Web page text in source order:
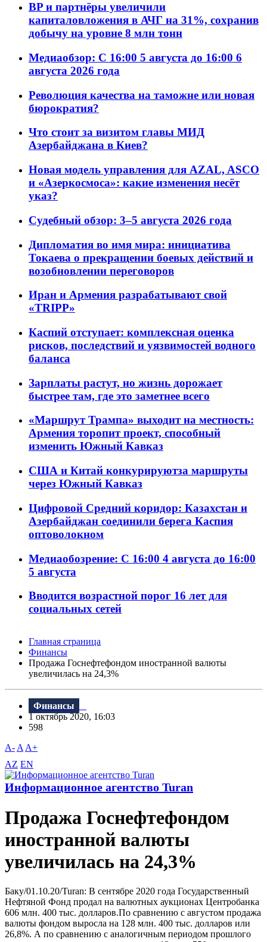
BP и партнёры увеличили
капиталовложения в АЧГ на 31%, сохранив
добычу на уровне 8 млн тонн
Медиаобзор: С 16:00 5 августа до 16:00 6
августа 2026 года
Революция качества на таможне или новая
бюрократия?
Что стоит за визитом главы МИД
Азербайджана в Киев?
Новая модель управления для AZAL, ASCO
и «Азеркосмоса»: какие изменения несёт
указ?
Судебный обзор: 3–5 августа 2026 года
Дипломатия во имя мира: инициатива
Токаева о прекращении боевых действий и
возобновлении переговоров
Иран и Армения разрабатывают свой
«TRIPP»
Каспий отступает: комплексная оценка
рисков, последствий и уязвимостей водного
баланса
Зарплаты растут, но жизнь дорожает
быстрее там, где это заметнее всего
«Маршрут Трампа» выходит на местность:
Армения торопит проект, способный
изменить Южный Кавказ
США и Китай конкурируютза маршруты
через Южный Кавказ
Цифровой Средний коридор: Казахстан и
Азербайджан соединили берега Каспия
оптоволокном
Медиаобозрение: С 16:00 4 августа до 16:00
5 августа
Вводится возрастной порог 16 лет для
социальных сетей
Главная страница
Финансы
Продажа Госнефтефондом иностранной валюты
увеличилась на 24,3%
Финансы
1 октябрь 2020, 16:03
598
A- A A+
AZ EN
Информационное агентство Turan
Продажа Госнефтефондом
иностранной валюты
увеличилась на 24,3%
Баку/01.10.20/Turan: В сентябре 2020 года Государственный
Нефтяной Фонд продал на валютных аукционах Центробанка
606 млн. 400 тыс. долларов.По сравнению с августом продажа
валюты фондом выросла на 128 млн. 400 тыс. долларов или
26,8%. А по сравнению с аналогичным периодом прошлого